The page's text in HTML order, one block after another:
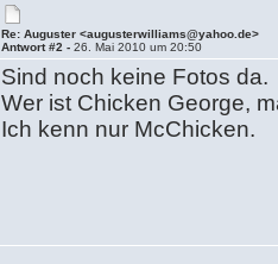
Re: Auguster <augusterwilliams@yahoo.de>
Antwort #2 -26. Mai 2010 um 20:50
Sind noch keine Fotos da.
Wer ist Chicken George,
Ich kenn nur McChicken.